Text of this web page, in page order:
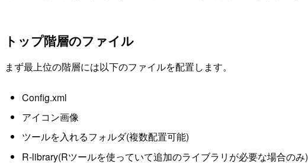
トップ階層のファイル
まず最上位の階層には以下のファイルを配置します。
Config.xml
アイコン画像
ツールを入れるフォルダ(複数配置可能)
R-library(Rツールを使っていて追加のライブラリが必要な場合のみ)